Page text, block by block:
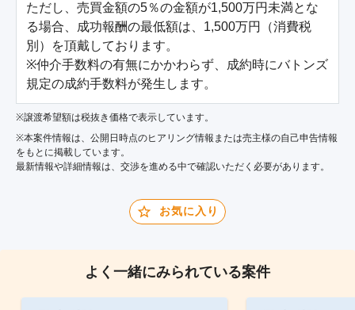
ただし、売買金額の5％の金額が1,500万円未満とな
る場合、成功報酬の最低額は、1,500万円（消費税
別）を頂戴しております。
※仲介手数料の有無にかかわらず、成約時にバトンズ
規定の成約手数料が発生します。
※譲渡希望額は税抜き価格で表示しています。
※本案件情報は、公開日時点のヒアリング情報または売主様の自己申告情報
をもとに掲載しています。
最新情報や詳細情報は、交渉を進める中で確認いただく必要があります。
お気に入り
よく一緒にみられている案件